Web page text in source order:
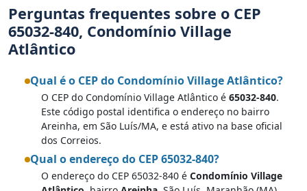
Perguntas frequentes sobre o CEP
65032-840, Condomínio Village
Atlântico
Qual é o CEP do Condomínio Village Atlântico?
O CEP do Condomínio Village Atlântico é 65032-840.
Este código postal identifica o endereço no bairro
Areinha, em São Luís/MA, e está ativo na base oficial
dos Correios.
Qual o endereço do CEP 65032-840?
O endereço do CEP 65032-840 é Condomínio Village